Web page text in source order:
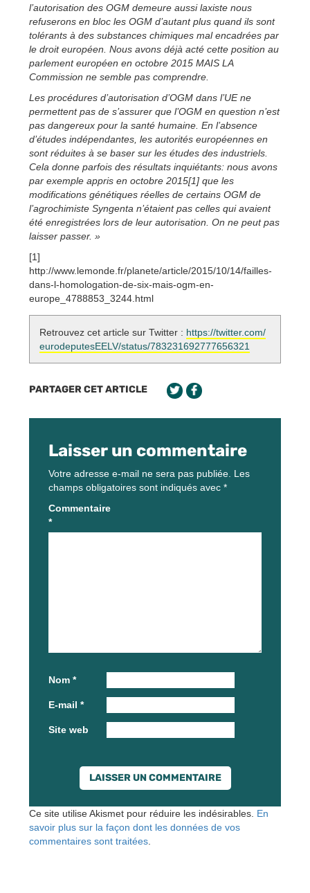
l’autorisation des OGM demeure aussi laxiste nous
refuserons en bloc les OGM d’autant plus quand ils sont
tolérants à des substances chimiques mal encadrées par
le droit européen. Nous avons déjà acté cette position au
parlement européen en octobre 2015 MAIS LA
Commission ne semble pas comprendre.
Les procédures d’autorisation d’OGM dans l’UE ne
permettent pas de s’assurer que l’OGM en question n’est
pas dangereux pour la santé humaine. En l’absence
d’études indépendantes, les autorités européennes en
sont réduites à se baser sur les études des industriels.
Cela donne parfois des résultats inquiétants: nous avons
par exemple appris en octobre 2015[1] que les
modifications génétiques réelles de certains OGM de
l’agrochimiste Syngenta n’étaient pas celles qui avaient
été enregistrées lors de leur autorisation. On ne peut pas
laisser passer. »
[1]
http://www.lemonde.fr/planete/article/2015/10/14/failles-
dans-l-homologation-de-six-mais-ogm-en-
europe_4788853_3244.html
Retrouvez cet article sur Twitter : https://twitter.com/
eurodeputesEELV/status/783231692777656321
PARTAGER CET ARTICLE
Laisser un commentaire
Votre adresse e-mail ne sera pas publiée. Les
champs obligatoires sont indiqués avec *
Commentaire
*
Nom *
E-mail *
Site web
Ce site utilise Akismet pour réduire les indésirables. En
savoir plus sur la façon dont les données de vos
commentaires sont traitées